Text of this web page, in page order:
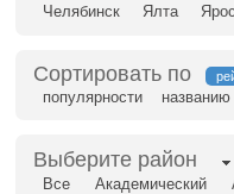
Челябинск
Ялта
Сортировать по
популярности
названию
Выберите район
Все Академический